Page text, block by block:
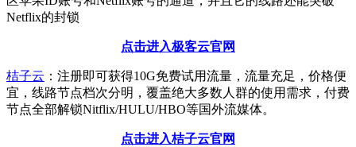
Netflix的封锁
点击进入极客云官网
桔子云 ：注册即可获得10G免费试用流量，流量充足，价格便
宜，线路节点档次分明，覆盖绝大多数人群的使用需求，付费
节点全部解锁Nitflix/HULU/HBO等国外流媒体。
点击进入桔子云官网